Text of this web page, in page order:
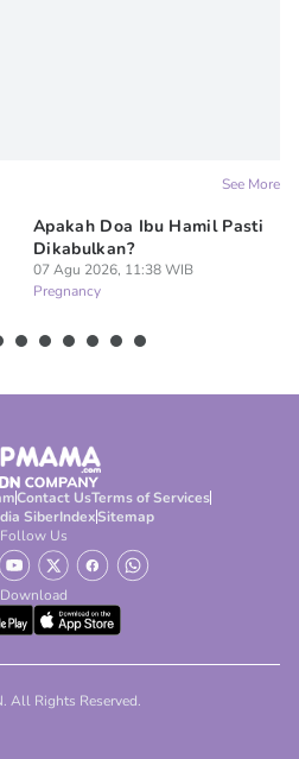
See More
Apakah Doa Ibu Hamil Pasti
Dikabulkan?
07 Agu 2026, 11:38 WIB
Pregnancy
Contact UsTerms of Services
SiberIndexSitemap
Follow Us
Download
All Rights Reserved.